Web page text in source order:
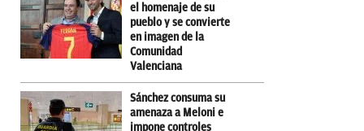
el homenaje de su
pueblo y se convierte
en imagen de la
Comunidad
Valenciana
Sánchez consuma su
amenaza a Meloni e
impone controles